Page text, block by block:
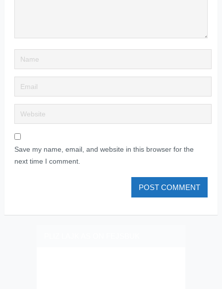
Save my name, email, and website in this browser for the
next time I comment.